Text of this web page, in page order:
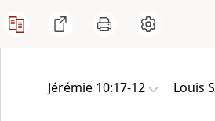
Jérémie 10:17-12 Louis